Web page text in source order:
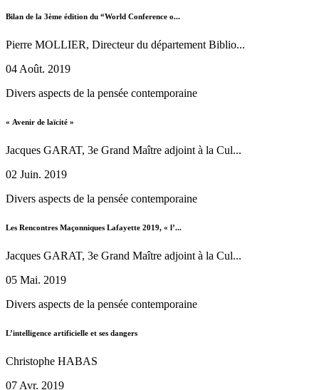
Bilan de la 3ème édition du “World Conference o...
Pierre MOLLIER, Directeur du département Biblio...
04 Août. 2019
Divers aspects de la pensée contemporaine
« Avenir de laïcité »
Jacques GARAT, 3e Grand Maître adjoint à la Cul...
02 Juin. 2019
Divers aspects de la pensée contemporaine
Les Rencontres Maçonniques Lafayette 2019, « l’...
Jacques GARAT, 3e Grand Maître adjoint à la Cul...
05 Mai. 2019
Divers aspects de la pensée contemporaine
L’intelligence artificielle et ses dangers
Christophe HABAS
07 Avr. 2019